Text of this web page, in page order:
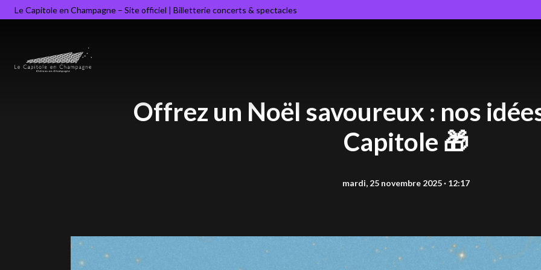
Le Capitole en Champagne – Site officiel | Billetterie concerts & spectacles
Offrez un Noël savoureux : nos
Capitole 🎁
mardi, 25 novembre 2025 · 12:17